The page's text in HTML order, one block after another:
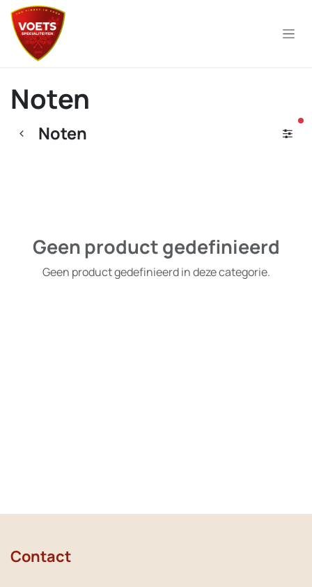
Overslaan naar inhoud
Noten
Noten
Geen product gedefinieerd
Geen product gedefinieerd in deze categorie.
Contact